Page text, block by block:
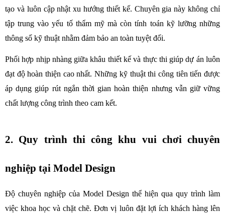
tạo và luôn cập nhật xu hướng thiết kế. Chuyên gia này không chỉ
tập trung vào yếu tố thẩm mỹ mà còn tính toán kỹ lưỡng những
thông số kỹ thuật nhằm đảm bảo an toàn tuyệt đối.
Phối hợp nhịp nhàng giữa khâu thiết kế và thực thi giúp dự án luôn
đạt độ hoàn thiện cao nhất. Những kỹ thuật thi công tiên tiến được
áp dụng giúp rút ngắn thời gian hoàn thiện nhưng vẫn giữ vững
chất lượng công trình theo cam kết.
2. Quy trình thi công khu vui chơi chuyên
nghiệp tại Model Design
Độ chuyên nghiệp của Model Design thể hiện qua quy trình làm
việc khoa học và chặt chẽ. Đơn vị luôn đặt lợi ích khách hàng lên